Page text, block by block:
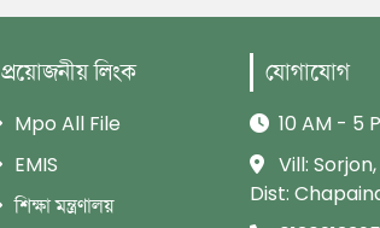
প্রয়োজনীয় লিংক
Mpo All File
EMIS
শিক্ষা মন্ত্রণালয়
যোগাযোগ
10 AM - 5
Vill:
Dist: